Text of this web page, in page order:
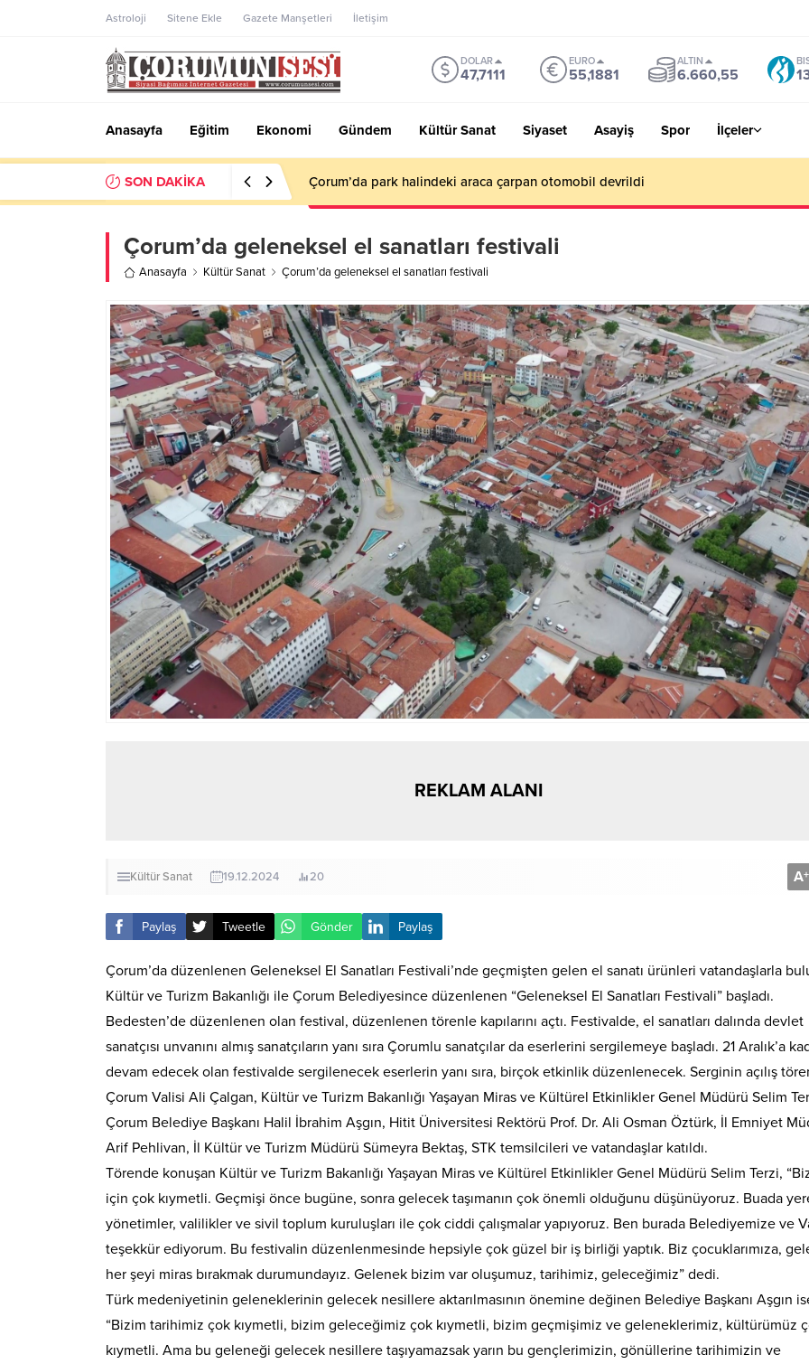
Astroloji Sitene Ekle Gazete Manşetleri İletişim
DOLAR
47,7111
EURO
55,1881
ALTIN
6.660,55
Anasayfa Eğitim Ekonomi Gündem Kültür Sanat Siyaset Asayiş Spor İlçeler
SON DAKİKA Savaş Balçık: “Benim hedefim Süper Lig’de bir yer değil, Avrupa’da olmak”
Çorum’da geleneksel el sanatları festivali
Anasayfa Kültür Sanat Çorum’da geleneksel el sanatları festivali
REKLAM ALANI
Kültür Sanat 19.12.2024 20 A+
Paylaş Tweetle Gönder Paylaş
Çorum’da düzenlenen Geleneksel El Sanatları Festivali’nde geçmişten gelen el sanatı ürünleri vatandaşlarla
Kültür ve Turizm Bakanlığı ile Çorum Belediyesince düzenlenen “Geleneksel El Sanatları Festivali” başladı.
Bedesten’de düzenlenen olan festival, düzenlenen törenle kapılarını açtı. Festivalde, el sanatları dalında devlet
sanatçısı unvanını almış sanatçıların yanı sıra Çorumlu sanatçılar da eserlerini sergilemeye başladı. 21 Aralık’a
devam edecek olan festivalde sergilenecek eserlerin yanı sıra, birçok etkinlik düzenlenecek. Serginin açılış
Çorum Valisi Ali Çalgan, Kültür ve Turizm Bakanlığı Yaşayan Miras ve Kültürel Etkinlikler Genel Müdürü Selim
Çorum Belediye Başkanı Halil İbrahim Aşgın, Hitit Üniversitesi Rektörü Prof. Dr. Ali Osman Öztürk, İl Emniyet
Arif Pehlivan, İl Kültür ve Turizm Müdürü Sümeyra Bektaş, STK temsilcileri ve vatandaşlar katıldı.
Törende konuşan Kültür ve Turizm Bakanlığı Yaşayan Miras ve Kültürel Etkinlikler Genel Müdürü Selim Terzi,
için çok kıymetli. Geçmişi önce bugüne, sonra gelecek taşımanın çok önemli olduğunu düşünüyoruz. Buada
yönetimler, valilikler ve sivil toplum kuruluşları ile çok ciddi çalışmalar yapıyoruz. Ben burada Belediyemize ve
teşekkür ediyorum. Bu festivalin düzenlenmesinde hepsiyle çok güzel bir iş birliği yaptık. Biz çocuklarımıza,
her şeyi miras bırakmak durumundayız. Gelenek bizim var oluşumuz, tarihimiz, geleceğimiz” dedi.
Türk medeniyetinin geleneklerinin gelecek nesillere aktarılmasının önemine değinen Belediye Başkanı Aşgın
“Bizim tarihimiz çok kıymetli, bizim geleceğimiz çok kıymetli, bizim geçmişimiz ve geleneklerimiz, kültürümüz
kıymetli. Ama bu geleneği gelecek nesillere taşıyamazsak yarın bu gençlerimizin, gönüllerine tarihimizin ve